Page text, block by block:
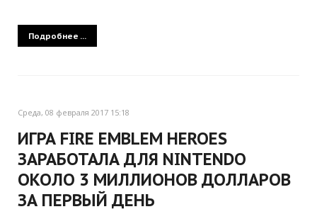
Подробнее ...
Среда, 08 февраля 2017 15:18
ИГРА FIRE EMBLEM HEROES
ЗАРАБОТАЛА ДЛЯ NINTENDO
ОКОЛО 3 МИЛЛИОНОВ ДОЛЛАРОВ
ЗА ПЕРВЫЙ ДЕНЬ